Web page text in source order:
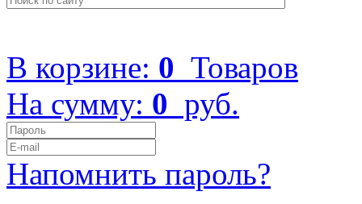
В корзине: 0 Товаров
На сумму: 0 руб.
Напомнить пароль?